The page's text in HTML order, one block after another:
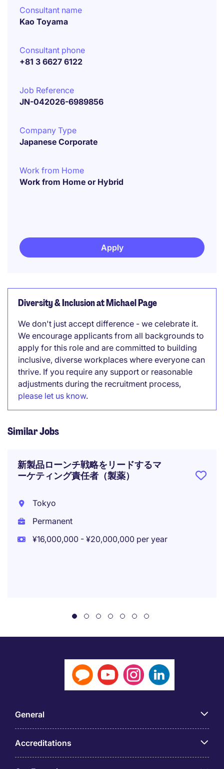
Consultant name
Kao Toyama
Consultant phone
+81 3 6627 6122
Job Reference
JN-042026-6989856
Company Type
Japanese Corporate
Work from Home
Work from Home or Hybrid
Apply
Diversity & Inclusion at Michael Page
We don't just accept difference - we celebrate it.
We encourage applicants from all backgrounds to
apply for this role and are committed to building
inclusive, diverse workplaces where everyone can
thrive. If you require any support or reasonable
adjustments during the recruitment process,
please let us know.
Similar Jobs
新製品ローンチ戦略をリードするマ
ーケティング責任者（製薬）
Tokyo
Permanent
¥16,000,000 - ¥20,000,000 per year
General
Accreditations